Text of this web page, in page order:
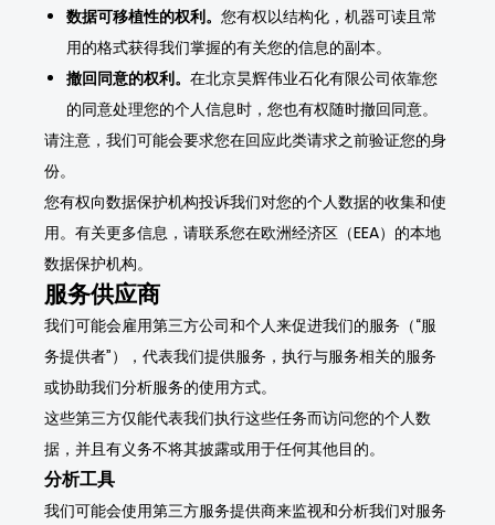
数据可移植性的权利。 您有权以结构化，机器可读且常
用的格式获得我们掌握的有关您的信息的副本。
撤回同意的权利。 在北京昊辉伟业石化有限公司依靠您
的同意处理您的个人信息时，您也有权随时撤回同意。
请注意，我们可能会要求您在回应此类请求之前验证您的身
份。
您有权向数据保护机构投诉我们对您的个人数据的收集和使
用。有关更多信息，请联系您在欧洲经济区（EEA）的本地
数据保护机构。
服务供应商
我们可能会雇用第三方公司和个人来促进我们的服务（“服
务提供者”），代表我们提供服务，执行与服务相关的服务
或协助我们分析服务的使用方式。
这些第三方仅能代表我们执行这些任务而访问您的个人数
据，并且有义务不将其披露或用于任何其他目的。
分析工具
我们可能会使用第三方服务提供商来监视和分析我们对服务